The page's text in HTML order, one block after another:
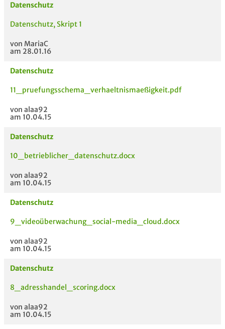
Datenschutz
Datenschutz, Skript 1
von MariaC
am 28.01.16
Datenschutz
11_pruefungsschema_verhaeltnismaeßigkeit.pdf
von alaa92
am 10.04.15
Datenschutz
10_betrieblicher_datenschutz.docx
von alaa92
am 10.04.15
Datenschutz
9_videoüberwachung_social-media_cloud.docx
von alaa92
am 10.04.15
Datenschutz
8_adresshandel_scoring.docx
von alaa92
am 10.04.15